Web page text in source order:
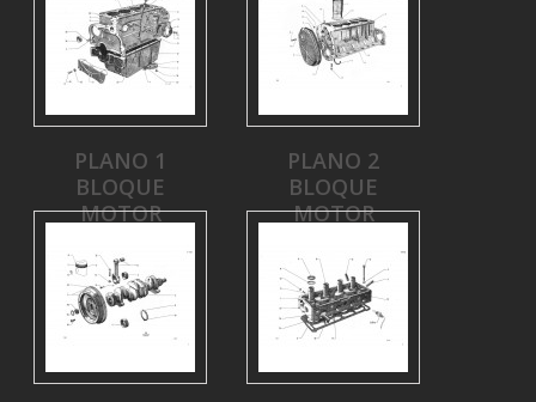
PLANO 1
BLOQUE
MOTOR
PLANO 2
BLOQUE
MOTOR